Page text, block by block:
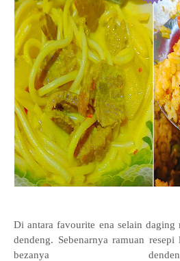
Di antara favourite ena selain daging
dendeng. Sebenarnya ramuan
bezanya